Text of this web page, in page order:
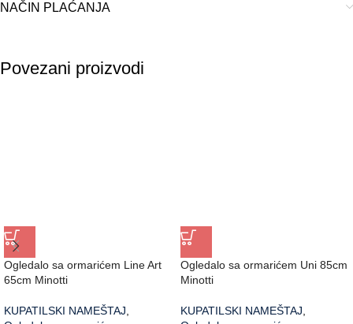
NAČIN PLAĆANJA
Povezani proizvodi
Ogledalo sa ormarićem Line Art
65cm Minotti
KUPATILSKI NAMEŠTAJ,
Ogledalo sa ormarićem Uni 85cm
Minotti
KUPATILSKI NAMEŠTAJ,